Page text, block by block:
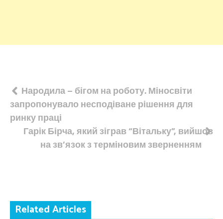
Навігація
записів
Народила – бігом на роботу. Міносвіти
запропонувало несподіване рішення для
ринку праці
Гарік Бірча, який зіграв “Вітальку”, вийшов
на зв’язок з терміновим зверненням
Related Articles